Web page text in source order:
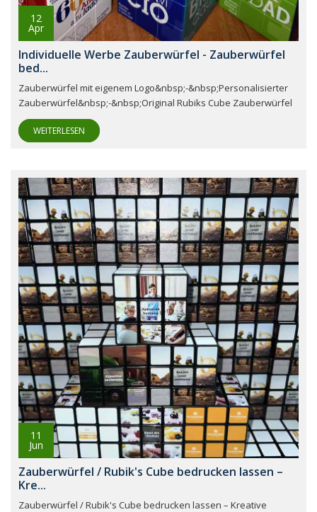
12
Apr
Individuelle Werbe Zauberwürfel - Zauberwürfel
bed...
Zauberwürfel mit eigenem Logo&nbsp;-&nbsp;Personalisierter
Zauberwürfel&nbsp;-&nbsp;Original Rubiks Cube Zauberwürfel
WEITERLESEN
11
Jun
Zauberwürfel / Rubik's Cube bedrucken lassen –
Kre...
Zauberwürfel / Rubik's Cube bedrucken lassen – Kreative